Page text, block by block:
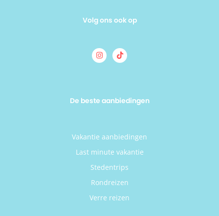
Volg ons ook op
De beste aanbiedingen
Vakantie aanbiedingen
Last minute vakantie
Stedentrips
Rondreizen
Verre reizen